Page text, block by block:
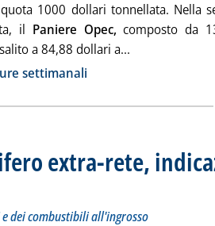
1000 dollari tonnellata. Nella
il Paniere Opec, composto da
a 84,88 dollari a... Leggi tutta
settimanali
extra-rete,
Siva dei carburanti e dei combustibili all'ingrosso
alle 9.33.
dei combustibili all'ingrosso